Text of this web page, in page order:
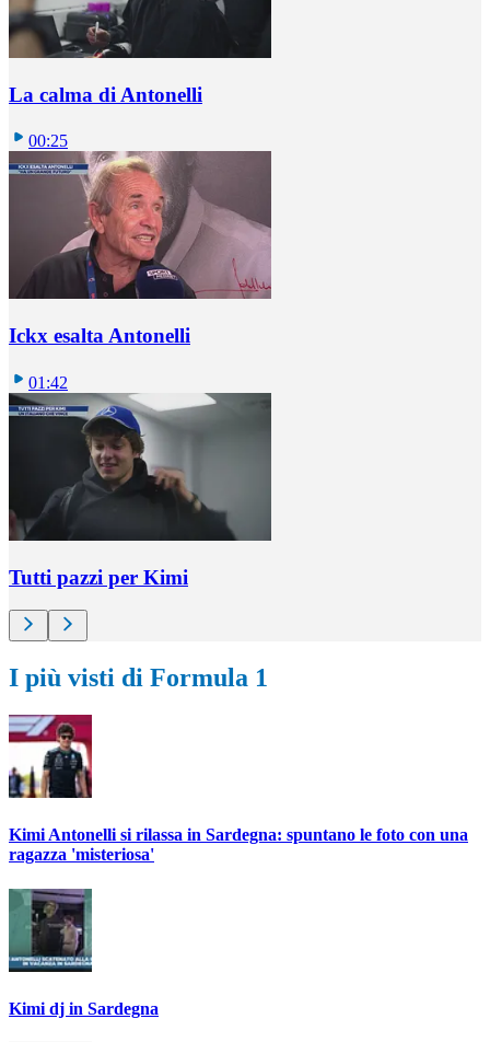
La calma di Antonelli
00:25
Ickx esalta Antonelli
01:42
Tutti pazzi per Kimi
I più visti di Formula 1
Kimi Antonelli si rilassa in Sardegna: spuntano le foto con una
ragazza 'misteriosa'
Kimi dj in Sardegna